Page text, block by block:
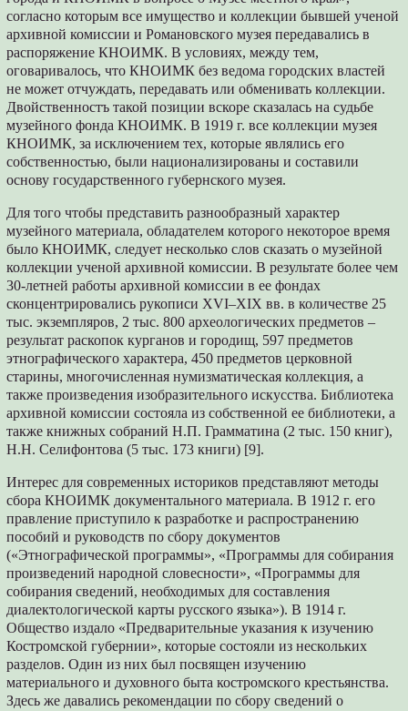
согласно которым все имущество и коллекции бывшей ученой
архивной комиссии и Романовского музея передавались в
распоряжение КНОИМК. В условиях, между тем,
оговаривалось, что КНОИМК без ведома городских властей
не может отчуждать, передавать или обменивать коллекции.
Двойственностъ такой позиции вскоре сказалась на судьбе
музейного фонда КНОИМК. В 1919 г. все коллекции музея
КНОИМК, за исключением тех, которые являлись его
собственностью, были национализированы и составили
основу государственного губернского музея.
Для того чтобы представить разнообразный характер
музейного материала, обладателем которого некоторое время
было КНОИМК, следует несколько слов сказать о музейной
коллекции ученой архивной комиссии. В результате более чем
30-летней работы архивной комиссии в ее фондах
сконцентрировались рукописи XVI–XIX вв. в количестве 25
тыс. экземпляров, 2 тыс. 800 археологических предметов –
результат раскопок курганов и городищ, 597 предметов
этнографического характера, 450 предметов церковной
старины, многочисленная нумизматическая коллекция, а
также произведения изобразительного искусства. Библиотека
архивной комиссии состояла из собственной ее библиотеки, а
также книжных собраний Н.П. Грамматина (2 тыс. 150 книг),
Н.Н. Селифонтова (5 тыс. 173 книги) [9].
Интерес для современных историков представляют методы
сбора КНОИМК документального материала. В 1912 г. его
правление приступило к разработке и распространению
пособий и руководств по сбору документов
(«Этнографической программы», «Программы для собирания
произведений народной словесности», «Программы для
собирания сведений, необходимых для составления
диалектологической карты русского языка»). В 1914 г.
Общество издало «Предварительные указания к изучению
Костромской губернии», которые состояли из нескольких
разделов. Один из них был посвящен изучению
материального и духовного быта костромского крестьянства.
Здесь же давались рекомендации по сбору сведений о